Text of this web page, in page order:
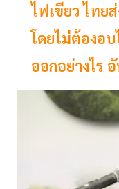
ไฟเขียว ไท
โดยไม่ต้องอบ
ออกอย่างไร